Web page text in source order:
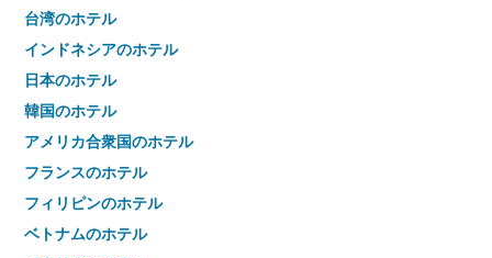
台湾のホテル
インドネシアのホテル
日本のホテル
韓国のホテル
アメリカ合衆国のホテル
フランスのホテル
フィリピンのホテル
ベトナムのホテル